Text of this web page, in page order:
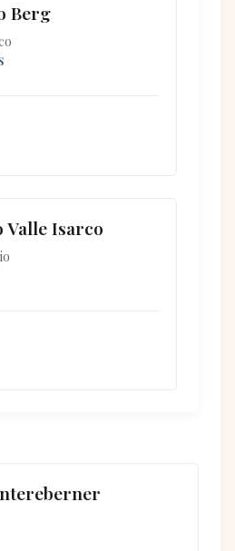
Berg
Valle Isarco